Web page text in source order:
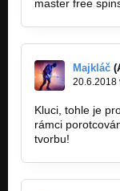
master free
Majkláč
20.6.2018
Kluci, tohle je
rámci
tvorbu!